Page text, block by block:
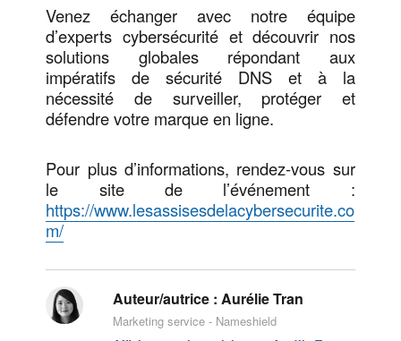
Venez échanger avec notre équipe
d’experts cybersécurité et découvrir nos
solutions globales répondant aux
impératifs de sécurité DNS et à la
nécessité de surveiller, protéger et
défendre votre marque en ligne.
Pour plus d’informations, rendez-vous sur
le site de l’événement :
https://www.lesassisesdelacybersecurite.co
m/
Auteur/autrice : Aurélie Tran
Marketing service - Nameshield